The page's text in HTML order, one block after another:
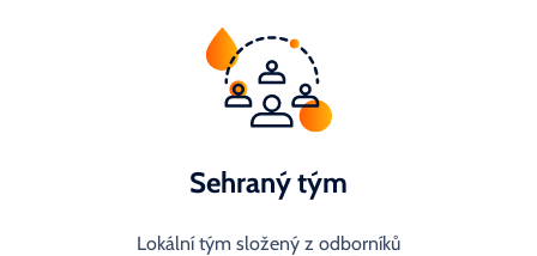
Sehraný tým
Lokální tým složený z odborníků